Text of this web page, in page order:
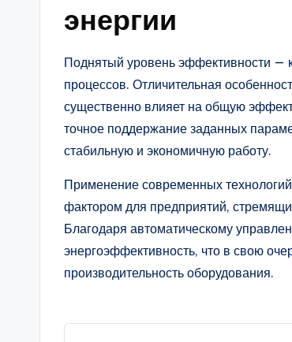
энергии
Поднятый уровень эффективности —
процессов. Отличительная
существенно влияет на общую
точное поддержание заданных
стабильную и экономичную работу.
Применение современных
фактором для предприятий,
Благодаря автоматическому
энергоэффективность, что в свою
производительность оборудования.